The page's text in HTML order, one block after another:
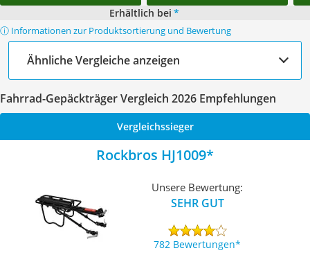
Erhältlich bei *
ⓘ Informationen zur Produktsortierung und Bewertung
Ähnliche Vergleiche anzeigen
Fahrrad-Gepäckträger Vergleich 2026 Empfehlungen
Vergleichssieger
Rockbros HJ1009
Unsere Bewertung:
SEHR GUT
782 Bewertungen